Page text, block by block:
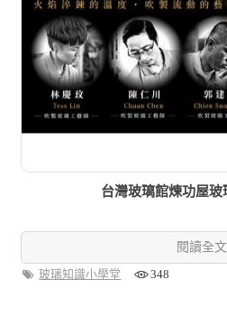
台灣玻璃館煉功屋玻
閱讀全文
玻璃知識小學堂
348